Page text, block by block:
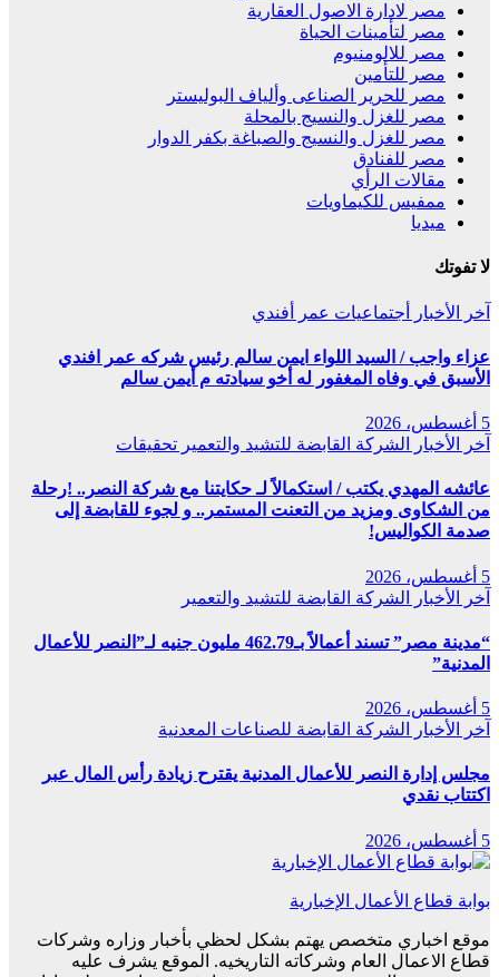
مصر لادارة الاصول العقارية
مصر لتأمينات الحياة
مصر للالومنيوم
مصر للتأمين
مصر للحرير الصناعى وألياف البوليستر
مصر للغزل والنسيج بالمحلة
مصر للغزل والنسيج والصباغة بكفر الدوار
مصر للفنادق
مقالات الرأي
ممفيس للكيماويات
ميديا
لا تفوتك
آخر الأخبار أجتماعيات عمر أفندي
عزاء واجب / السيد اللواء ايمن سالم رئيس شركه عمر افندي
الأسبق في وفاه المغفور له أخو سيادته م أيمن سالم
5 أغسطس، 2026
آخر الأخبار
الشركة القابضة للتشيد والتعمير تحقيقات
عائشه المهدي يكتب / استكمالاً لـ حكايتنا مع شركة النصر.. !رحلة
من الشكاوى ومزيد من التعنت المستمر.. و لجوء للقابضة إلى
صدمة الكواليس!
5 أغسطس، 2026
آخر الأخبار
الشركة القابضة للتشيد والتعمير
“مدينة مصر” تسند أعمالاً بـ462.79 مليون جنيه لـ”النصر للأعمال
المدنية”
5 أغسطس، 2026
آخر الأخبار
الشركة القابضة للصناعات المعدنية
مجلس إدارة النصر للأعمال المدنية يقترح زيادة رأس المال عبر
اكتتاب نقدي
5 أغسطس، 2026
بوابة قطاع الأعمال الإخبارية
موقع اخباري متخصص يهتم بشكل لحظي بأخبار وزاره وشركات
قطاع الاعمال العام وشركاته التاريخيه. الموقع يشرف عليه